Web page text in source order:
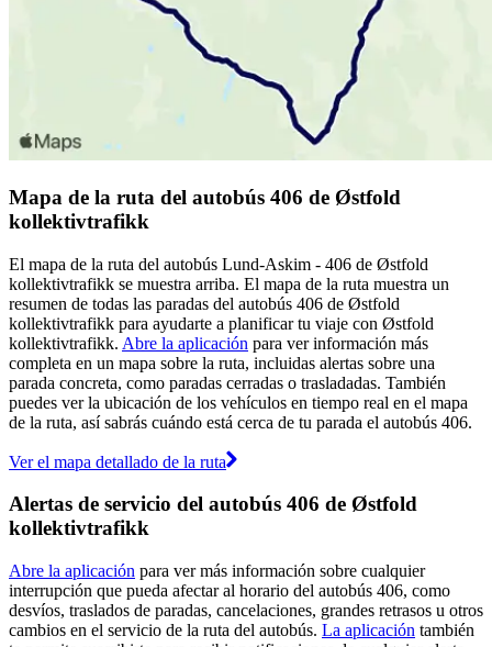
Mapa de la ruta del autobús 406 de Østfold
kollektivtrafikk
El mapa de la ruta del autobús Lund-Askim - 406 de Østfold
kollektivtrafikk se muestra arriba. El mapa de la ruta muestra un
resumen de todas las paradas del autobús 406 de Østfold
kollektivtrafikk para ayudarte a planificar tu viaje con Østfold
kollektivtrafikk. Abre la aplicación para ver información más
completa en un mapa sobre la ruta, incluidas alertas sobre una
parada concreta, como paradas cerradas o trasladadas. También
puedes ver la ubicación de los vehículos en tiempo real en el mapa
de la ruta, así sabrás cuándo está cerca de tu parada el autobús 406.
Ver el mapa detallado de la ruta
Alertas de servicio del autobús 406 de Østfold
kollektivtrafikk
Abre la aplicación para ver más información sobre cualquier
interrupción que pueda afectar al horario del autobús 406, como
desvíos, traslados de paradas, cancelaciones, grandes retrasos u otros
cambios en el servicio de la ruta del autobús. La aplicación también